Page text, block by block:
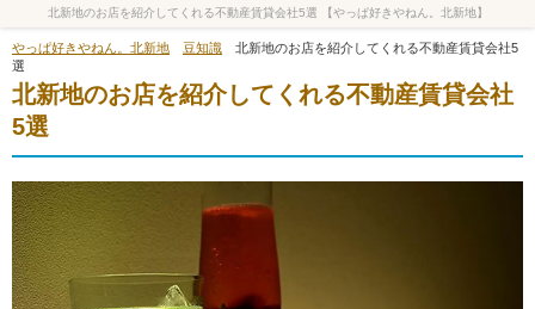
北新地のお店を紹介してくれる不動産賃貸会社5選 【やっぱ好きやねん。北新地】
やっぱ好きやねん。北新地 豆知識
北新地のお店を紹介してくれる不動産賃貸会社5
選
北新地のお店を紹介してくれる不動産賃貸会社
5選